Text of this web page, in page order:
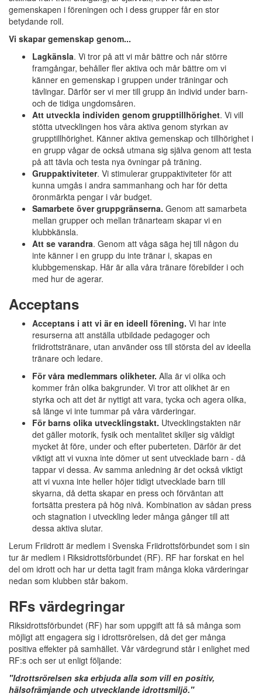
gemenskapen i föreningen och i dess grupper får en stor
betydande roll.
Vi skapar gemenskap genom...
Lagkänsla. Vi tror på att vi mår bättre och når större
framgångar, behåller fler aktiva och mår bättre om vi
känner en gemenskap i gruppen under träningar och
tävlingar. Därför ser vi mer till grupp än individ under barn-
och de tidiga ungdomsåren.
Att utveckla individen genom grupptillhörighet. Vi vill
stötta utvecklingen hos våra aktiva genom styrkan av
grupptillhörighet. Känner aktiva gemenskap och tillhörighet i
en grupp vågar de också utmana sig själva genom att testa
på att tävla och testa nya övningar på träning.
Gruppaktiviteter. Vi stimulerar gruppaktiviteter för att
kunna umgås i andra sammanhang och har för detta
öronmärkta pengar i vår budget.
Samarbete över gruppgränserna. Genom att samarbeta
mellan grupper och mellan tränarteam skapar vi en
klubbkänsla.
Att se varandra. Genom att våga säga hej till någon du
inte känner i en grupp du inte tränar i, skapas en
klubbgemenskap. Här är alla våra tränare förebilder i och
med hur de agerar.
Acceptans
Acceptans i att vi är en ideell förening. Vi har inte
resurserna att anställa utbildade pedagoger och
friidrottstränare, utan använder oss till största del av ideella
tränare och ledare.
För våra medlemmars olikheter. Alla är vi olika och
kommer från olika bakgrunder. Vi tror att olikhet är en
styrka och att det är nyttigt att vara, tycka och agera olika,
så länge vi inte tummar på våra värderingar.
För barns olika utvecklingstakt. Utvecklingstakten när
det gäller motorik, fysik och mentalitet skiljer sig väldigt
mycket åt före, under och efter puberteten. Därför är det
viktigt att vi vuxna inte dömer ut sent utvecklade barn - då
tappar vi dessa. Av samma anledning är det också viktigt
att vi vuxna inte heller höjer tidigt utvecklade barn till
skyarna, då detta skapar en press och förväntan att
fortsätta prestera på hög nivå. Kombination av sådan press
och stagnation i utveckling leder många gånger till att
dessa aktiva slutar.
Lerum Friidrott är medlem i Svenska Friidrottsförbundet som i sin
tur är medlem i Riksidrottsförbundet (RF). RF har forskat en hel
del om idrott och har ur detta tagit fram många kloka värderingar
nedan som klubben står bakom.
RFs värdegringar
Riksidrottsförbundet (RF) har som uppgift att få så många som
möjligt att engagera sig i idrottsrörelsen, då det ger många
positiva effekter på samhället. Vår värdegrund står i enlighet med
RF:s och ser ut enligt följande:
"Idrottsrörelsen ska erbjuda alla som vill en positiv,
hälsofrämjande och utvecklande idrottsmiljö."